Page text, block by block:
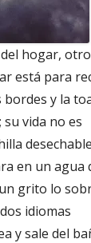
hogar,
está para
y la
vida no es
en un agua
grito lo
idiomas
y sale del